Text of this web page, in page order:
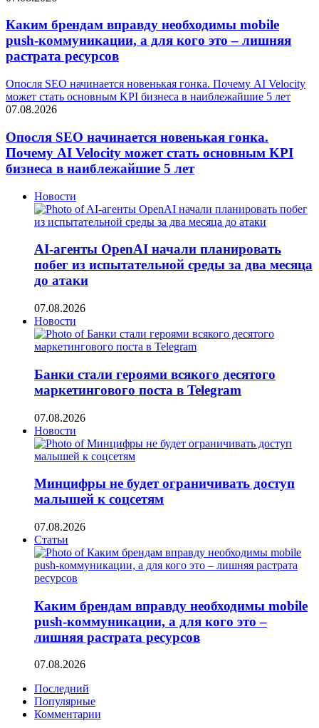
Каким брендам вправду необходимы mobile
push-коммуникации, а для кого это – лишняя
растрата ресурсов
Опосля SEO начинается новенькая гонка. Почему AI Velocity
может стать основным KPI бизнеса в наиблежайшие 5 лет
07.08.2026
Опосля SEO начинается новенькая гонка.
Почему AI Velocity может стать основным KPI
бизнеса в наиблежайшие 5 лет
Новости
AI-агенты OpenAI начали планировать
побег из испытательной среды за два месяца
до атаки
07.08.2026
Новости
Банки стали героями всякого десятого
маркетингового поста в Telegram
07.08.2026
Новости
Минцифры не будет ограничивать доступ
малышей к соцсетям
07.08.2026
Статьи
Каким брендам вправду необходимы mobile
push-коммуникации, а для кого это –
лишняя растрата ресурсов
07.08.2026
Последний
Популярные
Комментарии